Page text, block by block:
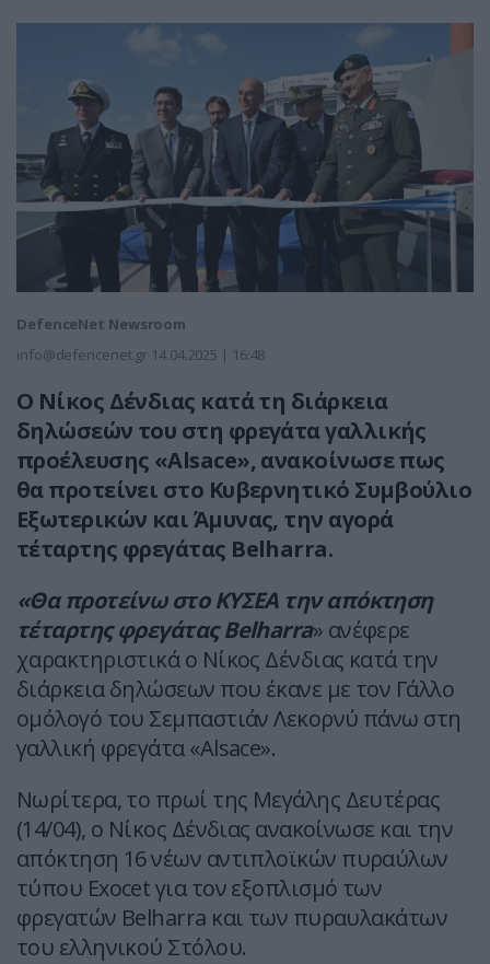
DefenceNet Newsroom
info@defencenet.gr 14.04.2025 | 16:48
Ο Νίκος Δένδιας κατά τη διάρκεια
δηλώσεών του στη φρεγάτα γαλλικής
προέλευσης «Alsace», ανακοίνωσε πως
θα προτείνει στο Κυβερνητικό Συμβούλιο
Εξωτερικών και Άμυνας, την αγορά
τέταρτης φρεγάτας Belharra.
«Θα προτείνω στο ΚΥΣΕΑ την απόκτηση
τέταρτης φρεγάτας Belharra» ανέφερε
χαρακτηριστικά ο Νίκος Δένδιας κατά την
διάρκεια δηλώσεων που έκανε με τον Γάλλο
ομόλογό του Σεμπαστιάν Λεκορνύ πάνω στη
γαλλική φρεγάτα «Alsace».
Νωρίτερα, το πρωί της Μεγάλης Δευτέρας
(14/04), ο Νίκος Δένδιας ανακοίνωσε και την
απόκτηση 16 νέων αντιπλοϊκών πυραύλων
τύπου Exocet για τον εξοπλισμό των
φρεγατών Belharra και των πυραυλακάτων
του ελληνικού Στόλου.